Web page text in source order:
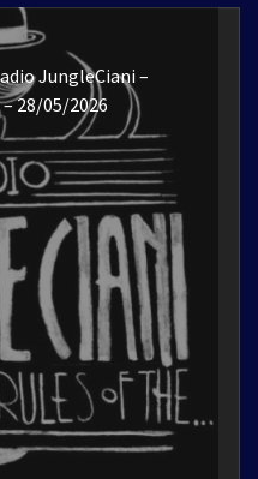
JungleCiani –
28/05/2026